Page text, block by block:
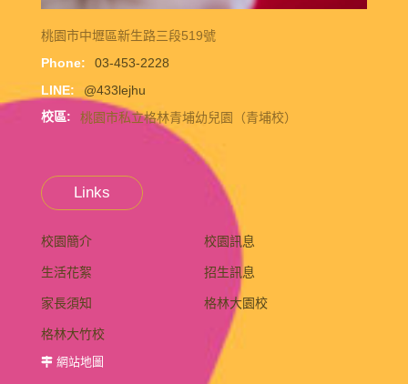
桃園市中壢區新生路三段519號
Phone:
03-453-2228
LINE:
@433lejhu
校區:
桃園市私立格林青埔幼兒園（青埔校）
Links
校園簡介 校園訊息
生活花絮 招生訊息
家長須知 格林大園校
格林大竹校
網站地圖